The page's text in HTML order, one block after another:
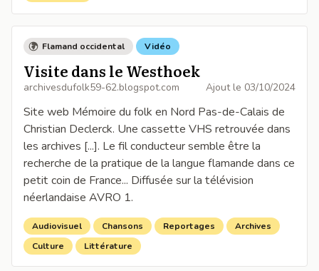
Flamand occidental Vidéo
Visite dans le Westhoek
archivesdufolk59-62.blogspot.com Ajout le 03/10/2024
Site web Mémoire du folk en Nord Pas-de-Calais de
Christian Declerck. Une cassette VHS retrouvée dans
les archives [...]. Le fil conducteur semble être la
recherche de la pratique de la langue flamande dans ce
petit coin de France... Diffusée sur la télévision
néerlandaise AVRO 1.
Audiovisuel Chansons Reportages
Archives
Culture
Littérature